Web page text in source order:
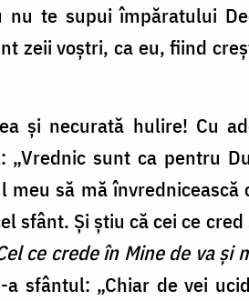
nu te supui împăratului
zeii voștri, ca eu, fiind
și necurată hulire! Cu
„Vrednic sunt ca pentru
meu să mă
sfânt. Și știu că cei ce
ce crede în Mine de va și
a sfântul: „Chiar de vei